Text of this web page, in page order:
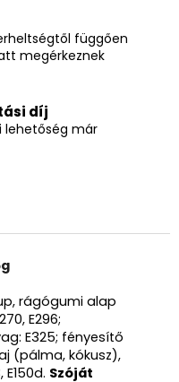
függően
megérkeznek
díj
lehetőség már
rágógumi alap
E296;
E325; fényesítő
(pálma, kókusz),
E150d. Szóját